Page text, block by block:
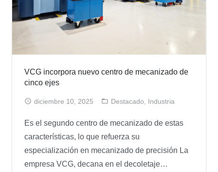
VCG incorpora nuevo centro de mecanizado de
cinco ejes
diciembre 10, 2025 Destacado Industria
Es el segundo centro de mecanizado de estas
características, lo que refuerza su
especialización en mecanizado de precisión La
empresa VCG, decana en el decoletaje…